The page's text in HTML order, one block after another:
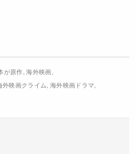
ヘンリー・トーマス
ブレンダン・グリーソン
が原作 海外映画
外映画クライム 海外映画ドラマ